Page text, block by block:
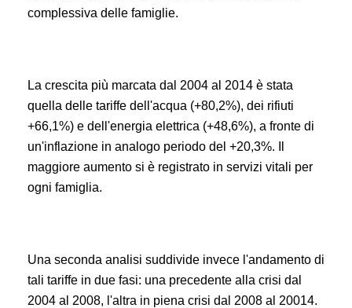
complessiva delle famiglie.
La crescita più marcata dal 2004 al 2014 è stata
quella delle tariffe dell'acqua (+80,2%), dei rifiuti
+66,1%) e dell'energia elettrica (+48,6%), a fronte di
un'inflazione in analogo periodo del +20,3%. Il
maggiore aumento si è registrato in servizi vitali per
ogni famiglia.
Una seconda analisi suddivide invece l'andamento di
tali tariffe in due fasi: una precedente alla crisi dal
2004 al 2008, l'altra in piena crisi dal 2008 al 20014.